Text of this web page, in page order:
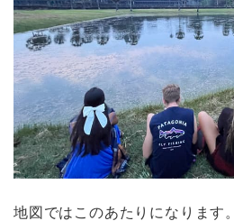
地図ではこのあたりになります。